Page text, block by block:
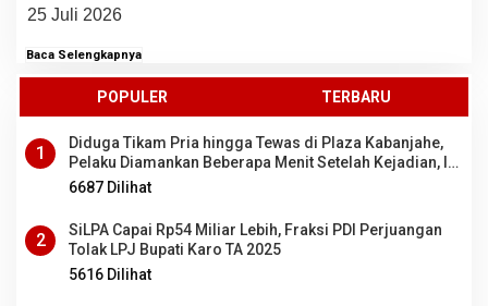
25 Juli 2026
Baca Selengkapnya
POPULER TERBARU
1
Diduga Tikam Pria hingga Tewas di Plaza Kabanjahe,
Pelaku Diamankan Beberapa Menit Setelah Kejadian, Ini
Motifnya
6687 Dilihat
2
SiLPA Capai Rp54 Miliar Lebih, Fraksi PDI Perjuangan
Tolak LPJ Bupati Karo TA 2025
5616 Dilihat